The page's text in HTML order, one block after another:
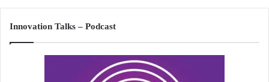
Innovation Talks – Podcast